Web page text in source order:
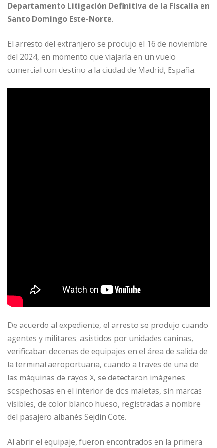
Departamento Litigación Definitiva de la Fiscalía en
Santo Domingo Este-Norte.
El arresto del extranjero se produjo el 16 de noviembre
del 2024, en momento que viajaría en un vuelo
comercial con destino a la ciudad de Madrid, España.
De acuerdo al expediente, el arresto se produjo cuando
agentes y militares, asistidos por unidades caninas,
verificaban decenas de equipajes en el área de salida de
la terminal aeroportuaria, cuando a través de una de
las máquinas de rayos X, se detectaron imágenes
sospechosas en el interior de dos maletas, sin marcas
visibles, de color blanco hueso, registradas a nombre
del pasajero albanés Sejdin Cote.
Al abrir el equipaje, fueron encontrados en la primera